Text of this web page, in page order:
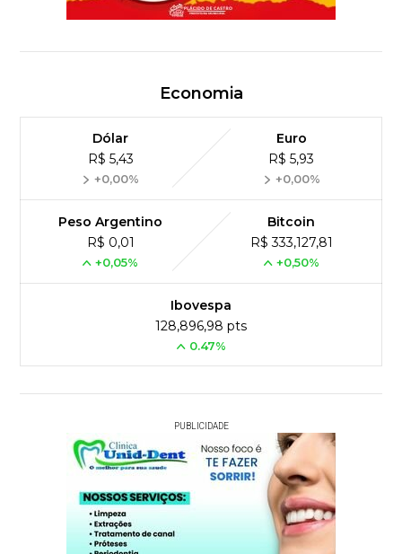
Economia
Dólar
R$ 5,43
+0,00%
Euro
R$ 5,93
+0,00%
Peso Argentino
R$ 0,01
+0,05%
Bitcoin
R$ 333,127,81
+0,50%
Ibovespa
128,896,98 pts
0.47%
PUBLICIDADE